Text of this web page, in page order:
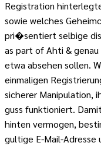
Registration
sowie welches
pri�sentiert selbige
as part of Ahti &
etwa absehen sollen.
einmaligen
sicherer Manipulation,
guss funktioniert.
hinten vermogen,
gultige E-Mail-Adresse